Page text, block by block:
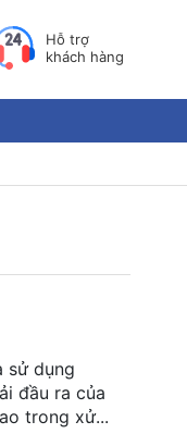
Hỗ trợ
khách hàng
sử dụng
đầu ra của
trong xử...